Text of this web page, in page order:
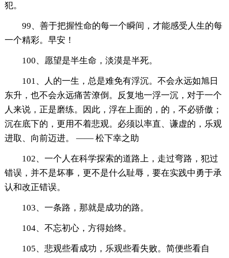
犯。
99、善于把握性命的每一个瞬间，才能感受人生的每
一个精彩。早安！
100、愿望是半生命，淡漠是半死。
101、人的一生，总是难免有浮沉。不会永远如旭日
东升，也不会永远痛苦潦倒。反复地一浮一沉，对于一个
人来说，正是磨练。因此，浮在上面的，的，不必骄傲；
沉在底下的，更用不着悲观。必须以率直、谦虚的，乐观
进取、向前迈进。 —— 松下幸之助
102、一个人在科学探索的道路上，走过弯路，犯过
错误，并不是坏事，更不是什么耻辱，要在实践中勇于承
认和改正错误。
103、一条路，那就是成功的路。
104、不忘初心，方得始终。
105、悲观些看成功，乐观些看失败。简便些看自